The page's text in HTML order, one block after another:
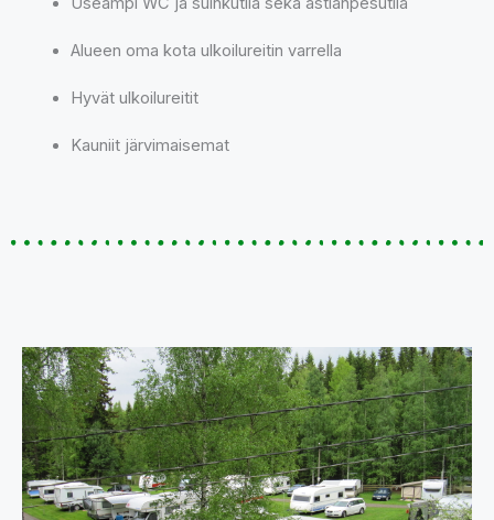
Alueen oma kota ulkoilureitin varrella
Hyvät ulkoilureitit
Kauniit järvimaisemat